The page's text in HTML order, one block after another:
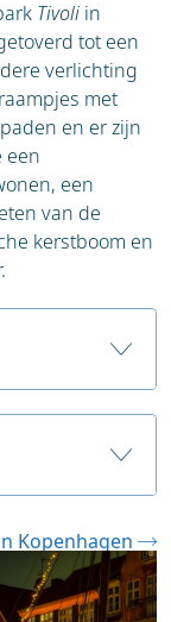
Denk aan
zoals
Tivoli in
tot een
verlichting
met
en er zijn
een
een
van de
kerstboom en
design en
voor
volop
al is een
decor, shows
Kopenhagen